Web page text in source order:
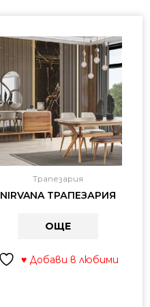
Трапезария
NIRVANA ТРАПЕЗАРИЯ
ОЩЕ
♥ Добави в любими